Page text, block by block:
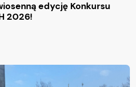
edycję Konkursu
2026!